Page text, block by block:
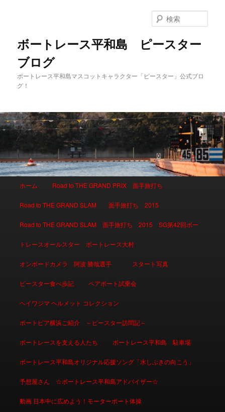
ボートレース平和島 ピースター
ブログ
ボートレース平和島マスコットキャラクター「ピースター」公式ブロ
グ！
索
メインコンテンツへ移動
サブコンテンツへ移動
ホーム Road to THE GRAND PRIX 面手旅打ち
Road to THE GRAND SLAM 面手旅打ち 2015
Road to THE GRAND SLAM 面手旅打ち 2015 SG第42回ボー
トレースオールスター ボートレース大村
オンボードカメラ 阿波 勝哉選手 スタート写真
ピースター食べ歩記 ペアボート試乗会
ヘイワジマ ヘルメット コレクション
ボートピア横浜ご紹介 ～ピースター訪問記～
ボートレースを支える人たち ボートレース平和島 駐車場
ボートレース平和島オリジナル応援ソング「水しぶきの向こう」
予想屋さん ☆ボートレース平和島アドバイザー☆
動画 日本中に広めよう！モーターボート体操